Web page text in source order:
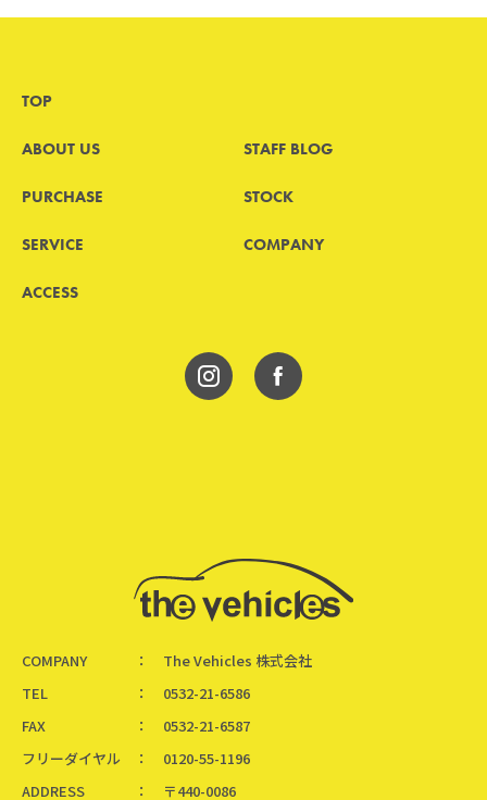
TOP
ABOUT US STAFF BLOG
PURCHASE STOCK
SERVICE COMPANY
ACCESS
COMPANY
The Vehicles 株式会社
TEL
0532-21-6586
FAX
0532-21-6587
フリーダイヤル
0120-55-1196
ADDRESS
〒440-0086